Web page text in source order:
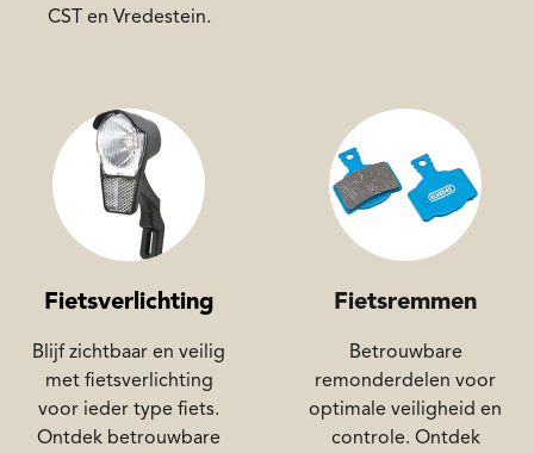
CST en Vredestein.
Fietsverlichting
Blijf zichtbaar en veilig
met fietsverlichting
voor ieder type fiets.
Ontdek betrouwbare
Fietsremmen
Betrouwbare
remonderdelen voor
optimale veiligheid en
controle. Ontdek